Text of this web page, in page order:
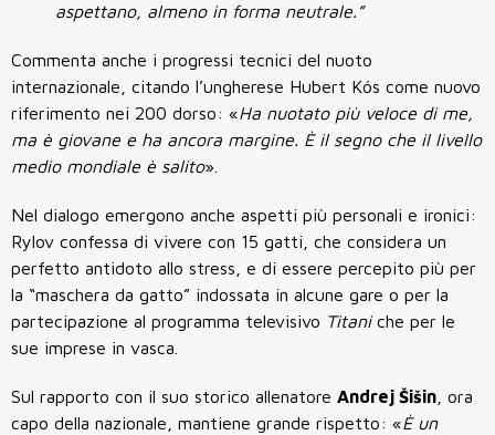
aspettano, almeno in forma neutrale.”
Commenta anche i progressi tecnici del nuoto
internazionale, citando l’ungherese Hubert Kós come nuovo
riferimento nei 200 dorso: «Ha nuotato più veloce di me,
ma è giovane e ha ancora margine. È il segno che il livello
medio mondiale è salito».
Nel dialogo emergono anche aspetti più personali e ironici:
Rylov confessa di vivere con 15 gatti, che considera un
perfetto antidoto allo stress, e di essere percepito più per
la “maschera da gatto” indossata in alcune gare o per la
partecipazione al programma televisivo Titaniche per le
sue imprese in vasca.
Sul rapporto con il suo storico allenatore Andrej Šišin , ora
capo della nazionale, mantiene grande rispetto: «È un